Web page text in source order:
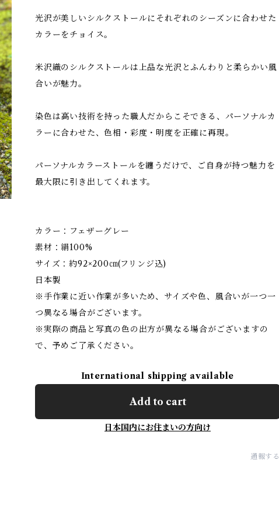
光沢が美しいシルクストールにそれぞれのシーズンに合わせた
カラーをチョイス。
米沢織のシルクストールは上品な光沢とふんわりと柔らかい風
合いが魅力。
染色は高い技術を持った職人だからこそできる、パーソナルカ
ラーに合わせた、色相・彩度・明度を正確に再現。
パーソナルカラーストールを纏うだけで、ご自身が持つ魅力を
最大限に引き出してくれます。
カラー：フェザーグレー
素材：絹100%
サイズ：約92×200㎝(フリンジ込)
日本製
※手作業に近い作業が多いため、サイズや色、風合いが一つ一
つ異なる場合がございます。
※実際の商品と写真の色の出方が異なる場合がございますの
で、予めご了承ください。
International shipping available
Add to cart
日本国内にお住まいの方向け
通報する